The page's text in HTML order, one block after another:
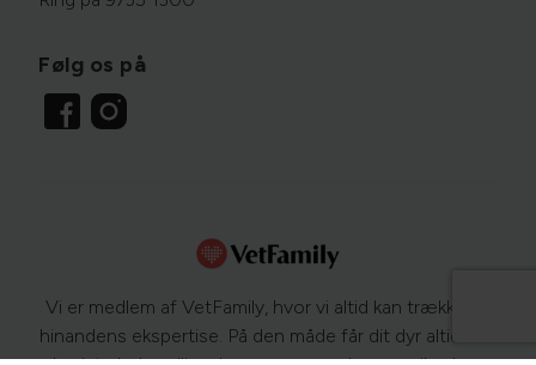
Følg os på
Vi er medlem af VetFamily, hvor vi altid kan trække på
hinandens ekspertise. På den måde får dit dyr altid den